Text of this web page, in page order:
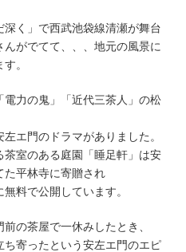
深く」で西武池袋線清瀬が舞台
んがでてて、、、地元の風景に
。
電力の鬼」「近代三茶人」の松
エ門のドラマがありました。
茶室のある庭園「睡足軒」は安
た平林寺に寄贈され
料で公開しています。
前の茶屋で一休みしたとき、
ち寄ったという安左エ門のエピ